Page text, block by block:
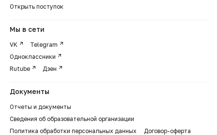
Открыть поступок
Мы в сети
VK
Telegram
Одноклассники
Rutube
Дзен
Документы
Отчеты и документы
Сведения об образовательной организации
Политика обработки персональных данных
Договор-оферта